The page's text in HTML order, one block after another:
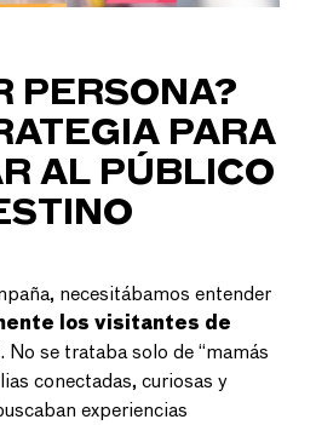
PERSONA?
PARA
AL PÚBLICO
necesitábamos entender
los visitantes de
. No se trataba solo de “mamás
conectadas, curiosas y
experiencias